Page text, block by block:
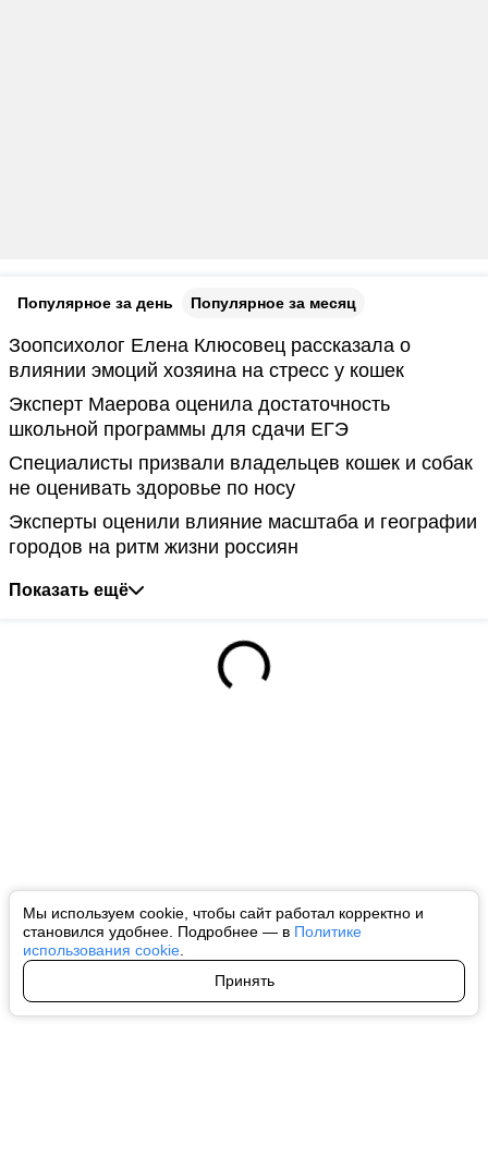
Мы используем cookie, чтобы сайт работал корректно и
становился удобнее. Подробнее — в Политике
использования cookie
Принять
Популярное за день Популярное за месяц
Зоопсихолог Елена Клюсовец рассказала о
влиянии эмоций хозяина на стресс у кошек
Эксперт Маерова оценила достаточность
школьной программы для сдачи ЕГЭ
Специалисты призвали владельцев кошек и собак
не оценивать здоровье по носу
Эксперты оценили влияние масштаба и географии
городов на ритм жизни россиян
Показать ещё